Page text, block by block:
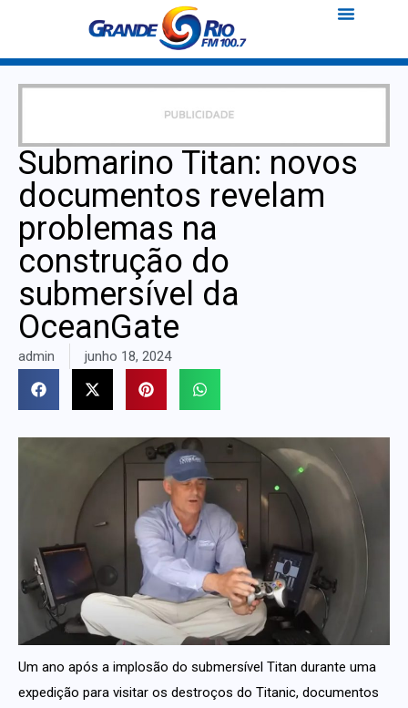
Submarino Titan: novos
documentos revelam
problemas na
construção do
submersível da
OceanGate
admin junho 18, 2024
Um ano após a implosão do submersível Titan durante uma
expedição para visitar os destroços do Titanic, documentos